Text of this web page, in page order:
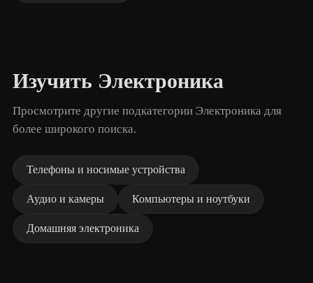
Изучить Электроника
Просмотрите другие подкатегории Электроника для
более широкого поиска.
Телефоны и носимые устройства
Аудио и камеры Компьютеры и ноутбуки
Домашняя электроника